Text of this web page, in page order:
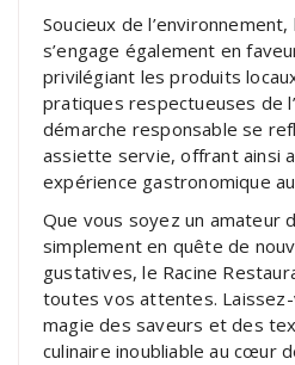
Soucieux de
s’engage également en
privilégiant les produits
pratiques respectueuses de
démarche responsable se
assiette servie, offrant ainsi
expérience gastronomique
Que vous soyez un amateur
simplement en quête de
gustatives, le Racine
toutes vos attentes.
magie des saveurs et des
culinaire inoubliable au cœur